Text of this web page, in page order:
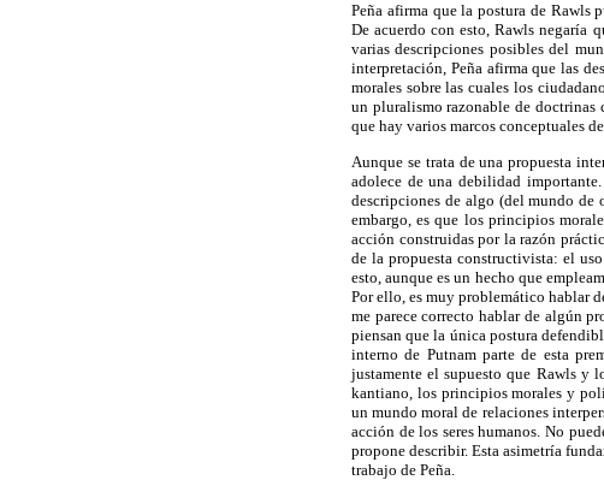
Peña afirma que la postura de Rawls
De acuerdo con esto, Rawls negaría
varias descripciones posibles del
interpretación, Peña afirma que las
morales sobre las cuales los
un pluralismo razonable de doctrinas
que hay varios marcos conceptuales
Aunque se trata de una propuesta
adolece de una debilidad
descripciones de algo (del mundo
embargo, es que los principios
acción construidas por la razón
de la propuesta constructivista: el
esto, aunque es un hecho que
Por ello, es muy problemático hablar
me parece correcto hablar de algún
piensan que la única postura
interno de Putnam parte de esta
justamente el supuesto que Rawls y
kantiano, los principios morales y
un mundo moral de relaciones
acción de los seres humanos. No
propone describir. Esta asimetría
trabajo de Peña.